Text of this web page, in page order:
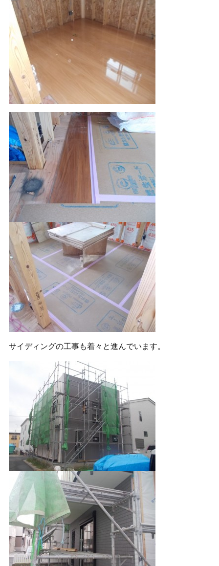
サイディングの工事も着々と進んでいます。